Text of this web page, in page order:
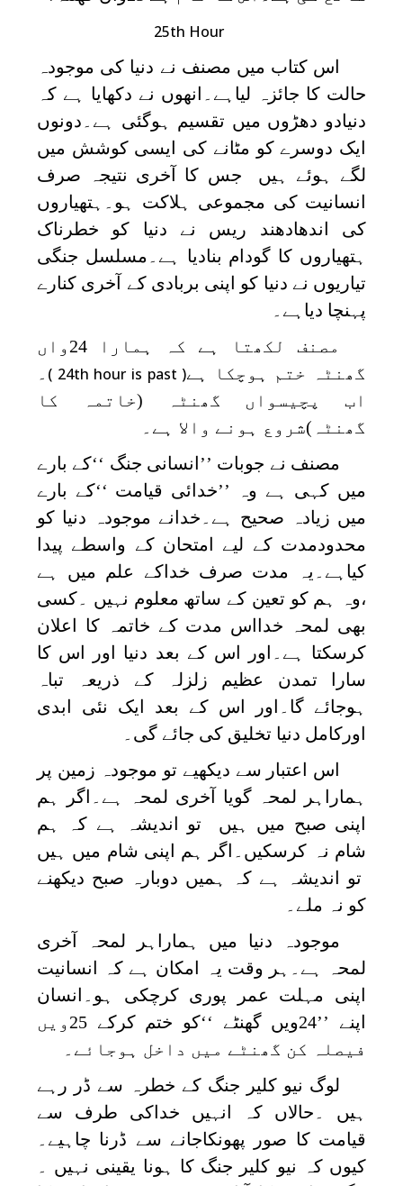
25th Hour
اس کتاب میں مصنف نے دنیا کی موجودہ
حالت کا جائزہ لیاہے۔انھوں نے دکھایا ہے کہ
دنیادو دھڑوں میں تقسیم ہوگئی ہے۔دونوں
ایک دوسرے کو مٹانے کی ایسی کوشش میں
لگے ہوئے ہیں جس کا آخری نتیجہ صرف
انسانیت کی مجموعی ہلاکت ہو۔ہتھیاروں
کی اندھادھند ریس نے دنیا کو خطرناک
ہتھیاروں کا گودام بنادیا ہے۔مسلسل جنگی
تیاریوں نے دنیا کو اپنی بربادی کے آخری کنارے
پہنچا دیاہے۔
مصنف لکھتا ہے کہ ہمارا 24واں
گھنٹہ ختم ہوچکا ہے( 24th hour is past ) ۔
اب پچیسواں گھنٹہ (خاتمہ کا
گھنٹہ)شروع ہونے والا ہے۔
مصنف نے جوبات ’’انسانی جنگ ‘‘کے بارے
میں کہی ہے وہ ’’خدائی قیامت ‘‘کے بارے
میں زیادہ صحیح ہے۔خدانے موجودہ دنیا کو
محدودمدت کے لیے امتحان کے واسطے پیدا
کیاہے۔یہ مدت صرف خداکے علم میں ہے
،وہ ہم کو تعین کے ساتھ معلوم نہیں ۔کسی
بھی لمحہ خدااس مدت کے خاتمہ کا اعلان
کرسکتا ہے۔اور اس کے بعد دنیا اور اس کا
سارا تمدن عظیم زلزلہ کے ذریعہ تباہ
ہوجائے گا۔اور اس کے بعد ایک نئی ابدی
اورکامل دنیا تخلیق کی جائے گی۔
اس اعتبار سے دیکھیے تو موجودہ زمین پر
ہماراہر لمحہ گویا آخری لمحہ ہے۔اگر ہم
اپنی صبح میں ہیں تو اندیشہ ہے کہ ہم
شام نہ کرسکیں۔اگر ہم اپنی شام میں ہیں
تو اندیشہ ہے کہ ہمیں دوبارہ صبح دیکھنے
کو نہ ملے۔
موجودہ دنیا میں ہماراہر لمحہ آخری
لمحہ ہے۔ہر وقت یہ امکان ہے کہ انسانیت
اپنی مہلت عمر پوری کرچکی ہو۔انسان
اپنے ’’24ویں گھنٹے ‘‘کو ختم کرکے 25ویں
فیصلہ کن گھنٹے میں داخل ہوجائے۔
لوگ نیو کلیر جنگ کے خطرہ سے ڈر رہے
ہیں ۔حالاں کہ انہیں خداکی طرف سے
قیامت کا صور پھونکاجانے سے ڈرنا چاہیے۔
کیوں کہ نیو کلیر جنگ کا ہونا یقینی نہیں ۔